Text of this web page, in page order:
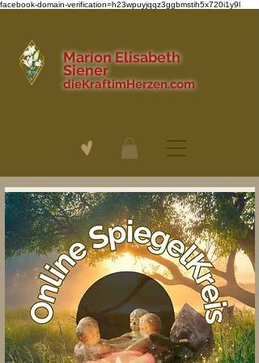
facebook-domain-verification=h23wpuyjqqz3ggbmstih5x720i1y9l
Marion Elisabeth
Siener
dieKraftimHerzen.com